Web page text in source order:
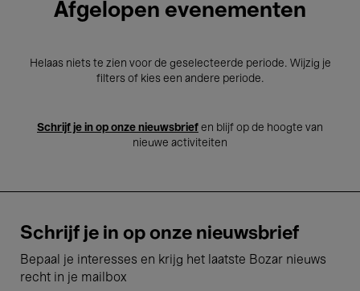
Afgelopen evenementen
Helaas niets te zien voor de geselecteerde periode. Wijzig je
filters of kies een andere periode.
Schrijf je in op onze nieuwsbrief en blijf op de hoogte van
nieuwe activiteiten
Schrijf je in op onze nieuwsbrief
Bepaal je interesses en krijg het laatste Bozar nieuws
recht in je mailbox